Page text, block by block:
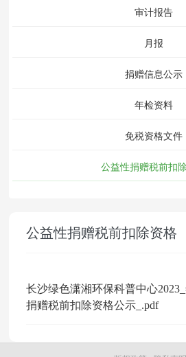
审计报告
月报
捐赠信息公示
年检资料
免税资格文件
公益性捐赠税前扣
公益性捐赠税前扣除资格
长沙绿色潇湘环保科普中心
捐赠税前扣除资格公示_.pdf